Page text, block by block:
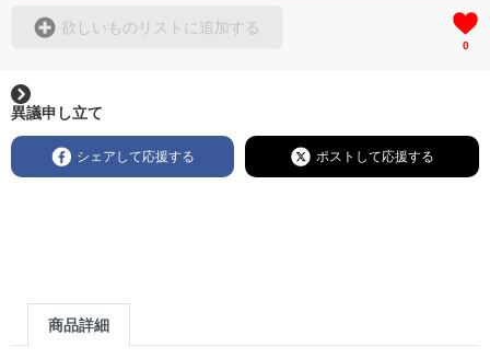
欲しいものリストに追加する
0
異議申し立て
シェアして応援する ポストして応援する
商品詳細